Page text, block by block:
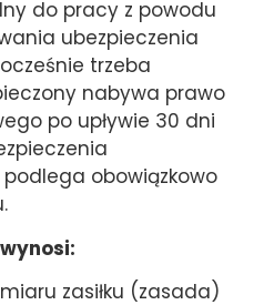
do pracy z powodu
ubezpieczenia
trzeba
nabywa prawo
po upływie 30 dni
obowiązkowo
zasiłku (zasada)